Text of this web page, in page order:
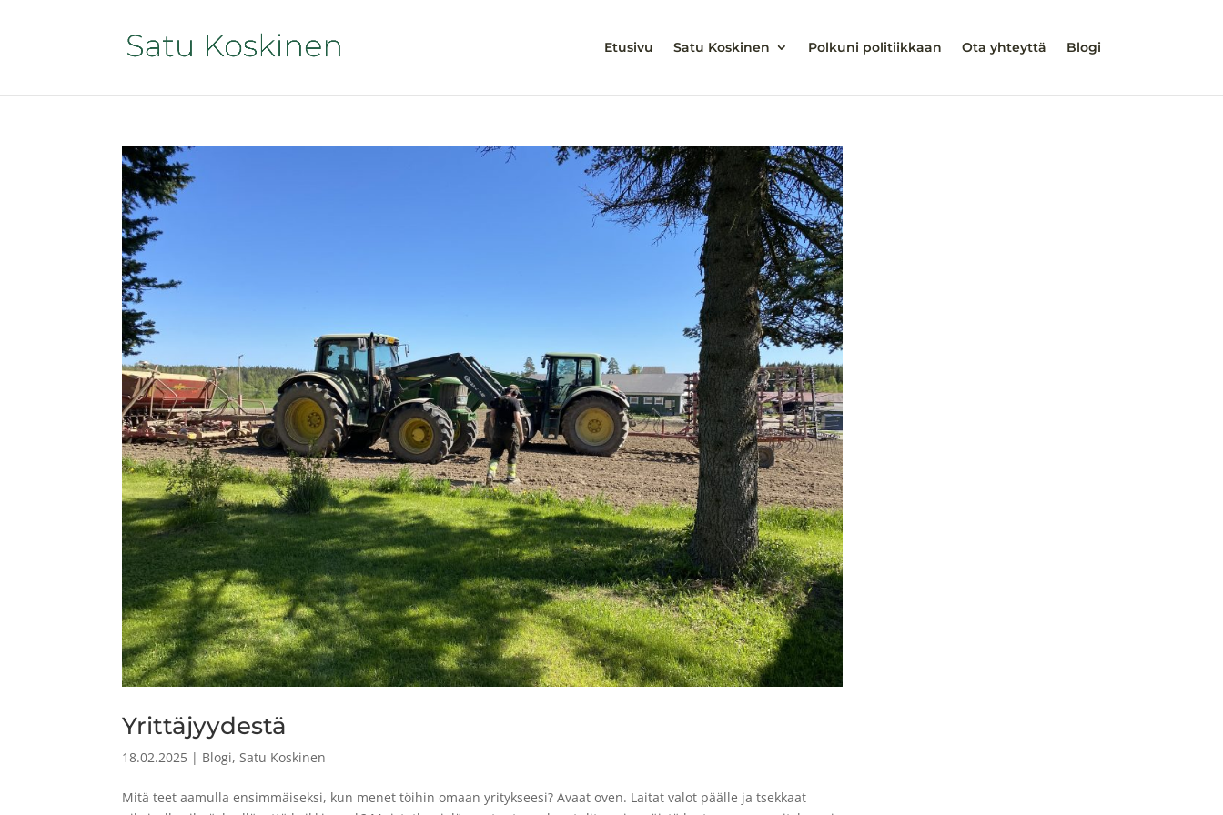
Etusivu Satu Koskinen Polkuni politiikkaan Ota yhteyttä Blogi
Yrittäjyydestä
18.02.2025 | Blogi, Satu Koskinen
Mitä teet aamulla ensimmäiseksi, kun menet töihin omaan yritykseesi? Avaat oven. Laitat valot päälle ja tsekkaat